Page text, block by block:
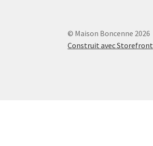
© Maison Boncenne 2026
Construit avec Storefront